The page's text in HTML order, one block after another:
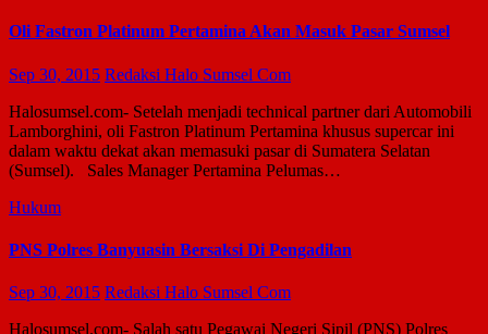
Oli Fastron Platinum Pertamina Akan Masuk Pasar Sumsel
Sep 30, 2015 Redaksi Halo Sumsel Com
Halosumsel.com- Setelah menjadi technical partner dari Automobili
Lamborghini, oli Fastron Platinum Pertamina khusus supercar ini
dalam waktu dekat akan memasuki pasar di Sumatera Selatan
(Sumsel). Sales Manager Pertamina Pelumas…
Hukum
PNS Polres Banyuasin Bersaksi Di Pengadilan
Sep 30, 2015 Redaksi Halo Sumsel Com
Halosumsel.com- Salah satu Pegawai Negeri Sipil (PNS) Polres